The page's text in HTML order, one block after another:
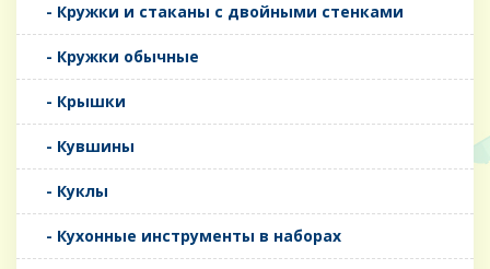
- Кружки и стаканы с двойными стенками
- Кружки обычные
- Крышки
- Кувшины
- Куклы
- Кухонные инструменты в наборах